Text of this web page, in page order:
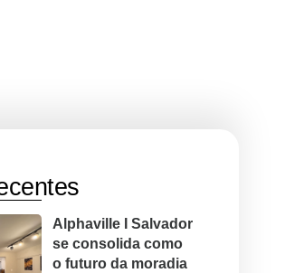
Alphaville I Salvador
se consolida como
o futuro da moradia